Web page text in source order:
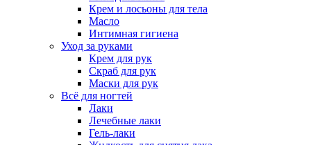
Крем и лосьоны для тела
Масло
Интимная гигиена
Уход за руками
Крем для рук
Скраб для рук
Маски для рук
Всё для ногтей
Лаки
Лечебные лаки
Гель-лаки